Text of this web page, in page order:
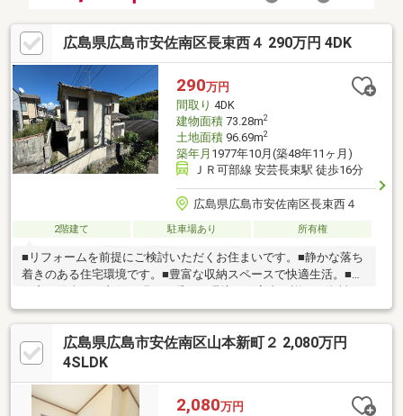
広島県広島市安佐南区長束西４ 290万円 4DK
290万円
間取り 4DK
建物面積73.28m2
土地面積96.69m2
築年月 1977年10月(築48年11ヶ月)
ＪＲ可部線 安芸長束駅 徒歩16分
広島県広島市安佐南区長束西４
2階建て 駐車場あり 所有権
■リフォームを前提にご検討いただくお住まいです。■静かな落ち
着きのある住宅環境です。■豊富な収納スペースで快適生活。■南
側窓！陽当たり良好、明るく暖かい環境▽ご案内・詳細な資料の
ご請求などお気軽にご連絡ください♪
広島県広島市安佐南区山本新町２ 2,080万円
4SLDK
2,080万円